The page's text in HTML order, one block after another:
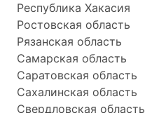
Республика Хакасия
Ростовская область
Рязанская область
Самарская область
Саратовская область
Сахалинская область
Свердловская область